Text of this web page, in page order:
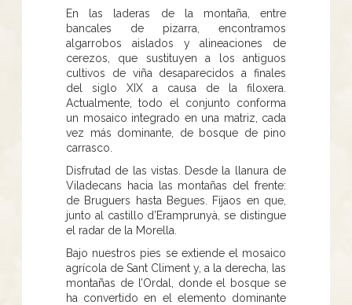
En las laderas de la montaña, entre
bancales de pizarra, encontramos
algarrobos aislados y alineaciones de
cerezos, que sustituyen a los antiguos
cultivos de viña desaparecidos a finales
del siglo XIX a causa de la filoxera.
Actualmente, todo el conjunto conforma
un mosaico integrado en una matriz, cada
vez más dominante, de bosque de pino
carrasco.
Disfrutad de las vistas. Desde la llanura de
Viladecans hacia las montañas del frente:
de Bruguers hasta Begues. Fijaos en que,
junto al castillo d’Eramprunyà, se distingue
el radar de la Morella.
Bajo nuestros pies se extiende el mosaico
agrícola de Sant Climent y, a la derecha, las
montañas de l’Ordal, donde el bosque se
ha convertido en el elemento dominante